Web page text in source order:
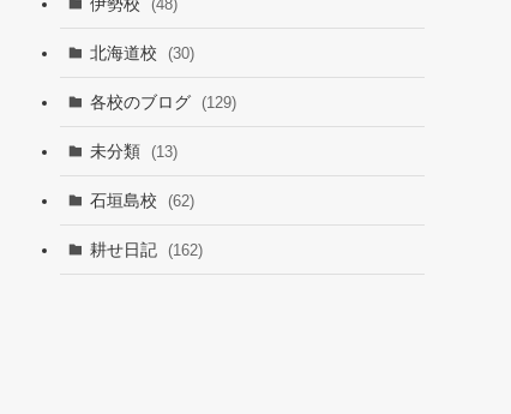
(48)
北海道校 (30)
各校のブログ (129)
未分類 (13)
石垣島校 (62)
耕せ日記 (162)